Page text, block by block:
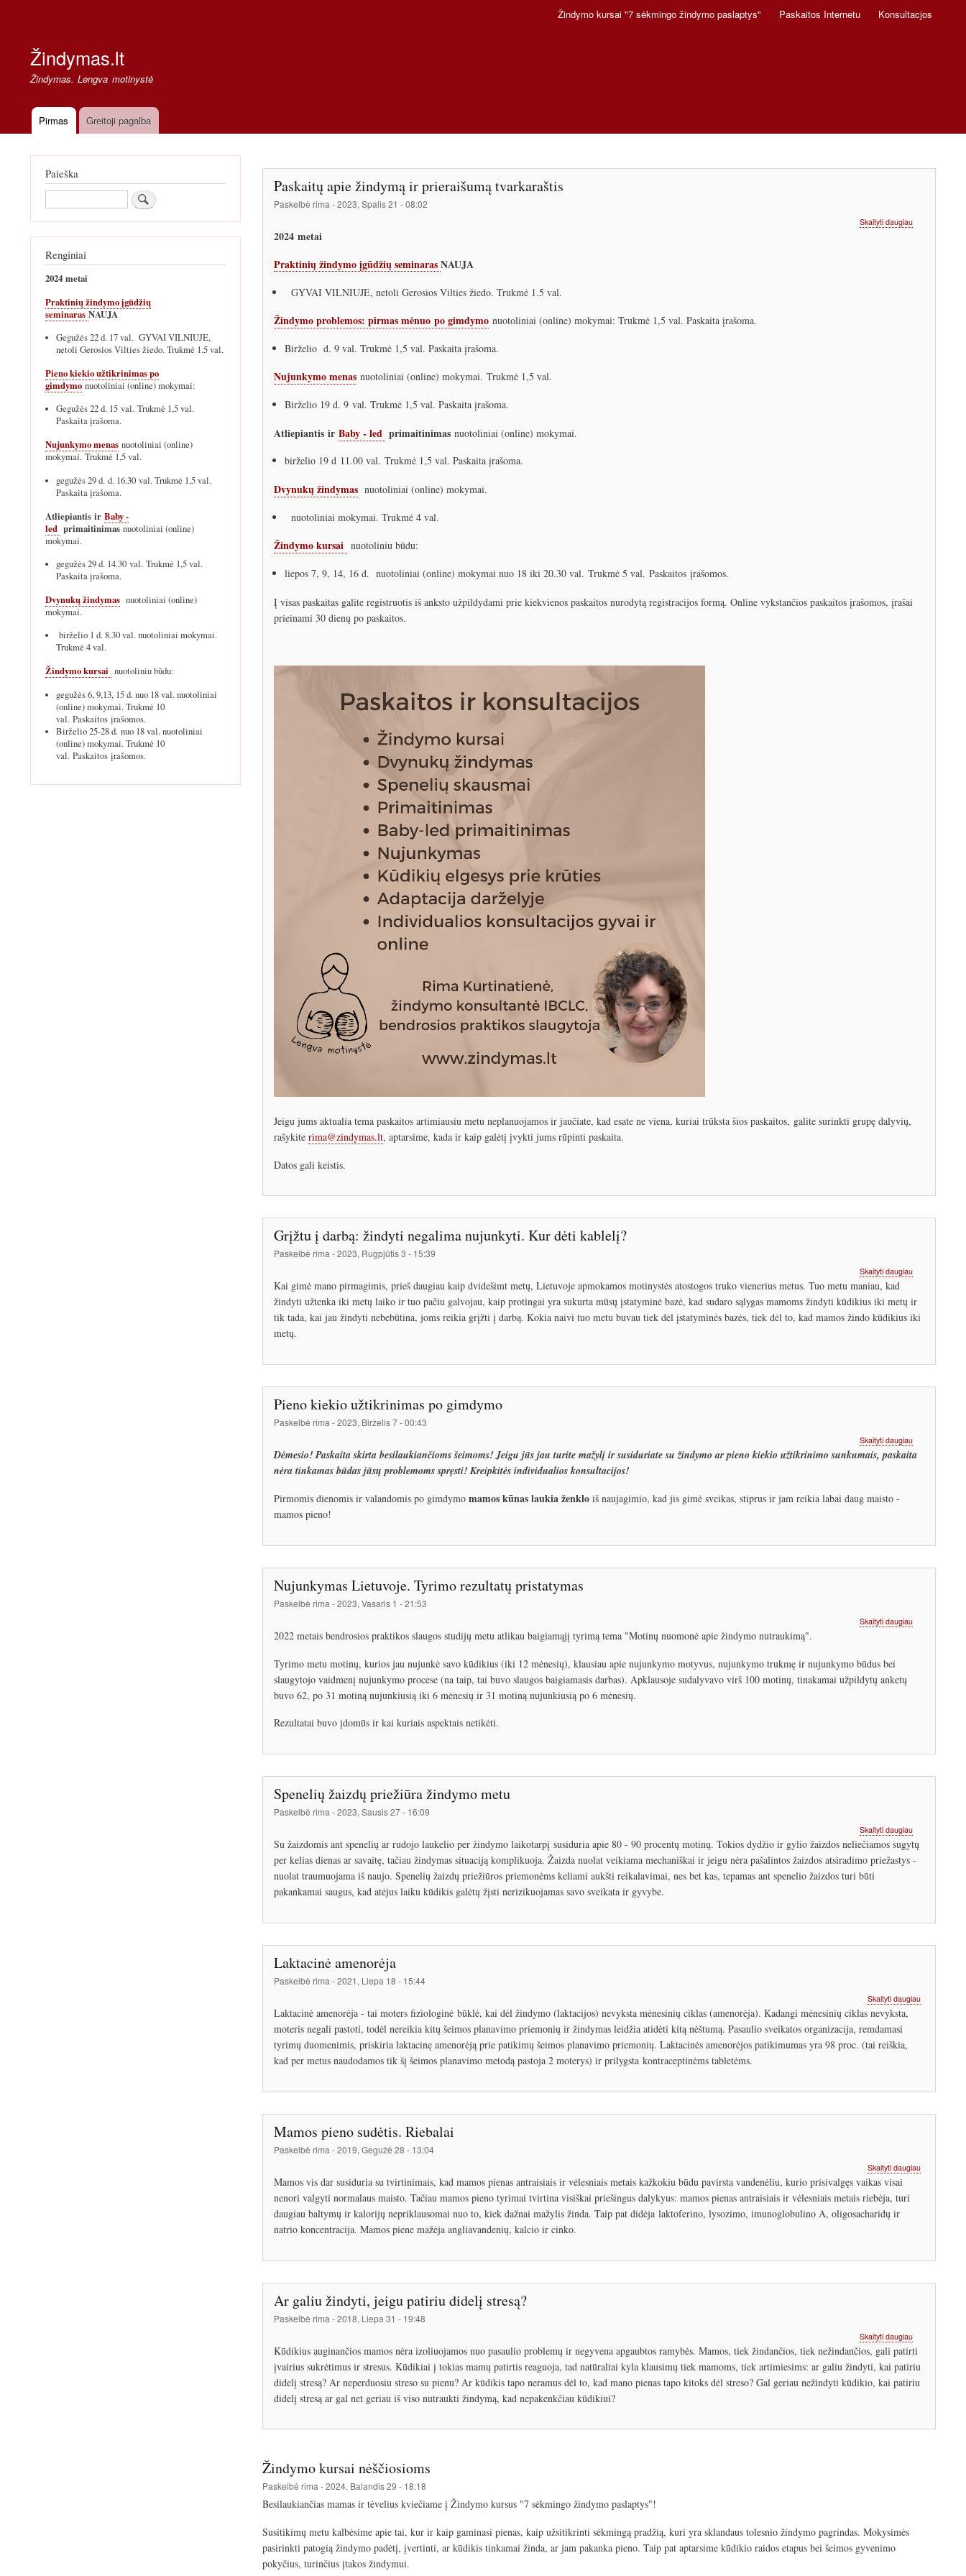
Žindymo kursai "7 sėkmingo žindymo paslaptys" Paskaitos Internetu Konsultacjos
Žindymas.lt
Žindymas. Lengva motinystė
Pagrindinė
Pirmas Greitoji pagalba
Paskaitų apie žindymą ir prieraišumą tvarkaraštis
Paskelbė rima -2023, Spalis 21 - 08:02
Skaityti daugiauapie
2024 metai
Praktinių žindymo įgūdžių seminaras NAUJA
GYVAI VILNIUJE, netoli Gerosios Vilties žiedo. Trukmė 1.5 val.
Žindymo problemos: pirmas mėnuo po gimdymonuotoliniai (online) mokymai: Trukmė 1,5 val. Paskaita įrašoma.
Birželio d. 9 val. Trukmė 1,5 val. Paskaita įrašoma.
Nujunkymo menasnuotoliniai (online) mokymai. Trukmė 1,5 val.
Birželio 19 d. 9 val. Trukmė 1,5 val. Paskaita įrašoma.
Atliepiantis ir Baby - led primaitinimasnuotoliniai (online) mokymai.
birželio 19 d 11.00 val. Trukmė 1,5 val. Paskaita įrašoma.
Dvynukų žindymas nuotoliniai (online) mokymai.
nuotoliniai mokymai. Trukmė 4 val.
Žindymo kursai nuotoliniu būdu:
liepos 7, 9, 14, 16 d. nuotoliniai (online) mokymai nuo 18 iki 20.30 val. Trukmė 5 val. Paskaitos įrašomos.
Į visas paskaitas galite registruotis iš anksto užpildydami prie kiekvienos paskaitos nurodytą registracijos formą. Online vykstančios paskaitos įrašomos, įrašai
prieinami 30 dienų po paskaitos.
Jeigu jums aktualia tema paskaitos artimiausiu metu neplanuojamos ir jaučiate, kad esate ne viena, kuriai trūksta šios paskaitos, galite surinkti grupę dalyvių,
rašykite rima@zindymas.lt, aptarsime, kada ir kaip galėtį įvykti jums rūpinti paskaita.
Datos gali keistis.
Grįžtu į darbą: žindyti negalima nujunkyti. Kur dėti kablelį?
Paskelbė rima-2023, Rugpjūtis 3 - 15:39
Skaityti daugiauapie
darbą:
žindyti
dėti
Kai gimė mano pirmagimis, prieš daugiau kaip dvidešimt metų, Lietuvoje apmokamos motinystės atostogos truko vienerius metus. Tuo metu maniau, kad
žindyti užtenka iki metų laiko ir tuo pačiu galvojau, kaip protingai yra sukurta mūsų įstatyminė bazė, kad sudaro sąlygas mamoms žindyti kūdikius iki metų ir
tik tada, kai jau žindyti nebebūtina, joms reikia grįžti į darbą. Kokia naivi tuo metu buvau tiek dėl įstatyminės bazės, tiek dėl to, kad mamos žindo kūdikius iki
metų.
Pieno kiekio užtikrinimas po gimdymo
Paskelbė rima -2023, Birželis 7 - 00:43
Skaityti daugiauapie
Pieno
Dėmesio! Paskaita skirta besilaukiančioms šeimoms! Jeigu jūs jau turite mažylį ir susiduriate su žindymo ar pieno kiekio užtikrinimo sunkumais, paskaita
nėra tinkamas būdas jūsų problemoms spręsti! Kreipkitės individualios konsultacijos!
Pirmomis dienomis ir valandomis po gimdymo mamos kūnas laukia ženkloiš naujagimio, kad jis gimė sveikas, stiprus ir jam reikia labai daug maisto -
mamos pieno!
Nujunkymas Lietuvoje. Tyrimo rezultatų pristatymas
Paskelbė rima -2023, Vasaris 1 - 21:53
Skaityti daugiauapie
2022 metais bendrosios praktikos slaugos studijų metu atlikau baigiamąjį tyrimą tema "Motinų nuomonė apie žindymo nutraukimą".
Tyrimo metu motinų, kurios jau nujunkė savo kūdikius (iki 12 mėnesių), klausiau apie nujunkymo motyvus, nujunkymo trukmę ir nujunkymo būdus bei
slaugytojo vaidmenį nujunkymo procese (na taip, tai buvo slaugos baigiamasis darbas). Apklausoje sudalyvavo virš 100 motinų, tinakamai užpildytų anketų
buvo 62, po 31 motiną nujunkiusią iki 6 mėnesių ir 31 motiną nujunkiusią po 6 mėnesių.
Rezultatai buvo įdomūs ir kai kuriais aspektais netikėti.
Spenelių žaizdų priežiūra žindymo metu
Paskelbė rima -2023, Sausis 27 - 16:09
Skaityti daugiauapie
Spenelių
žaizdų
priežiūra
Su žaizdomis ant spenelių ar rudojo laukelio per žindymo laikotarpį susiduria apie 80 - 90 procentų motinų. Tokios dydžio ir gylio žaizdos neliečiamos sugytų
per kelias dienas ar savaitę, tačiau žindymas situaciją komplikuoja. Žaizda nuolat veikiama mechaniškai ir jeigu nėra pašalintos žaizdos atsiradimo priežastys -
nuolat traumuojama iš naujo. Spenelių žaizdų priežiūros priemonėms keliami aukšti reikalavimai, nes bet kas, tepamas ant spenelio žaizdos turi būti
pakankamai saugus, kad atėjus laiku kūdikis galėtų žįsti nerizikuojamas savo sveikata ir gyvybe.
Laktacinė amenorėja
Paskelbė rima -2021, Liepa 18 - 15:44
Skaityti daugiauapie
Laktacinė amenorėja - tai moters fiziologinė būklė, kai dėl žindymo (laktacijos) nevyksta mėnesinių ciklas (amenorėja). Kadangi mėnesinių ciklas nevyksta,
moteris negali pastoti, todėl nereikia kitų šeimos planavimo priemonių ir žindymas leidžia atidėti kitą nėštumą. Pasaulio sveikatos organizacija, remdamasi
tyrimų duomenimis, priskiria laktacinę amenorėją prie patikimų šeimos planavimo priemonių. Laktacinės amenorėjos patikimumas yra 98 proc. (tai reiškia,
kad per metus naudodamos tik šį šeimos planavimo metodą pastoja 2 moterys) ir prilygsta kontraceptinėms tabletėms.
Mamos pieno sudėtis. Riebalai
Paskelbė rima -2019, Gegužė 28 - 13:04
Skaityti daugiauapie
Mamos vis dar susiduria su tvirtinimais, kad mamos pienas antraisiais ir vėlesniais metais kažkokiu būdu pavirsta vandenėliu, kurio prisivalgęs vaikas visai
nenori valgyti normalaus maisto. Tačiau mamos pieno tyrimai tvirtina visiškai priešingus dalykyus: mamos pienas antraisiais ir vėlesniais metais riebėja, turi
daugiau baltymų ir kalorijų nepriklausomai nuo to, kiek dažnai mažylis žinda. Taip pat didėja laktoferino, lysozimo, imunoglobulino A, oligosacharidų ir
natrio koncentracija. Mamos piene mažėja angliavandenių, kalcio ir cinko.
Ar galiu žindyti, jeigu patiriu didelį stresą?
Paskelbė rima -2018, Liepa 31 - 19:48
Skaityti daugiauapie
Ar
žindyti,
jeigu
Kūdikius auginančios mamos nėra izoliuojamos nuo pasaulio problemų ir negyvena apgaubtos ramybės. Mamos, tiek žindančios, tiek nežindančios, gali patirti
įvairius sukrėtimus ir stresus. Kūdikiai į tokias mamų patirtis reaguoja, tad natūraliai kyla klausimų tiek mamoms, tiek artimiesims: ar galiu žindyti, kai patiriu
didelį stresą? Ar neperduosiu streso su pienu? Ar kūdikis tapo neramus dėl to, kad mano pienas tapo kitoks dėl streso? Gal geriau nežindyti kūdikio, kai patiriu
didelį stresą ar gal net geriau iš viso nutraukti žindymą, kad nepakenkčiau kūdikiui?
Žindymo kursai nėščiosioms
Paskelbė rima-2024, Balandis 29 - 18:18
Besilaukiančias mamas ir tėvelius kviečiame į Žindymo kursus "7 sėkmingo žindymo paslaptys"!
Susitikimų metu kalbėsime apie tai, kur ir kaip gaminasi pienas, kaip užsitikrinti sėkmingą pradžią, kuri yra sklandaus tolesnio žindymo pagrindas. Mokysimės
pasirinkti patogią žindymo padėtį, įvertinti, ar kūdikis tinkamai žinda, ar jam pakanka pieno. Taip pat aptarsime kūdikio raidos etapus bei šeimos gyvenimo
pokyčius, turinčius įtakos žindymui.
Paieška
Paieška
Renginiai
2024 metai
Praktinių žindymo įgūdžių
seminaras NAUJA
Gegužės 22 d. 17 val. GYVAI VILNIUJE,
netoli Gerosios Vilties žiedo. Trukmė 1.5 val.
Pieno kiekio užtikrinimas po
gimdymo nuotoliniai (online) mokymai:
Gegužės 22 d. 15 val. Trukmė 1,5 val.
Paskaita įrašoma.
Nujunkymo menas nuotoliniai (online)
mokymai. Trukmė 1,5 val.
gegužės 29 d. d. 16.30 val. Trukmė 1,5 val.
Paskaita įrašoma.
Atliepiantis ir Baby -
led primaitinimas nuotoliniai (online)
mokymai.
gegužės 29 d. 14.30 val. Trukmė 1,5 val.
Paskaita įrašoma.
Dvynukų žindymas nuotoliniai (online)
mokymai.
birželio 1 d. 8.30 val. nuotoliniai mokymai.
Trukmė 4 val.
Žindymo kursai nuotoliniu būdu:
gegužės 6, 9,13, 15 d. nuo 18 val. nuotoliniai
(online) mokymai. Trukmė 10
val. Paskaitos įrašomos.
Birželio 25-28 d. nuo 18 val. nuotoliniai
(online) mokymai. Trukmė 10
val. Paskaitos įrašomos.